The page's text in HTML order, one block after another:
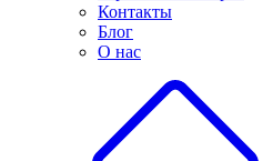
Контакты
Блог
О нас